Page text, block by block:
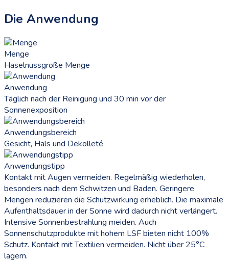
Die Anwendung
Menge
Haselnussgroße Menge
Anwendung
Täglich nach der Reinigung und 30 min vor der
Sonnenexposition
Anwendungsbereich
Gesicht, Hals und Dekolleté
Anwendungstipp
Kontakt mit Augen vermeiden. Regelmäßig wiederholen,
besonders nach dem Schwitzen und Baden. Geringere
Mengen reduzieren die Schutzwirkung erheblich. Die maximale
Aufenthaltsdauer in der Sonne wird dadurch nicht verlängert.
Intensive Sonnenbestrahlung meiden. Auch
Sonnenschutzprodukte mit hohem LSF bieten nicht 100%
Schutz. Kontakt mit Textilien vermeiden. Nicht über 25°C
lagern.